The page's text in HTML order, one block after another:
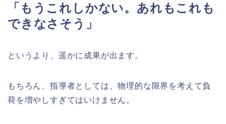
「もうこれしかない。あれもこれも
できなさそう」
というより、遥かに成果が出ます。
もちろん、指導者としては、物理的な限界を考えて負
荷を増やしすぎてはいけません。